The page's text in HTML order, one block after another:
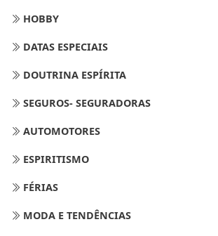
HOBBY
DATAS ESPECIAIS
DOUTRINA ESPÍRITA
SEGUROS- SEGURADORAS
AUTOMOTORES
ESPIRITISMO
FÉRIAS
MODA E TENDÊNCIAS